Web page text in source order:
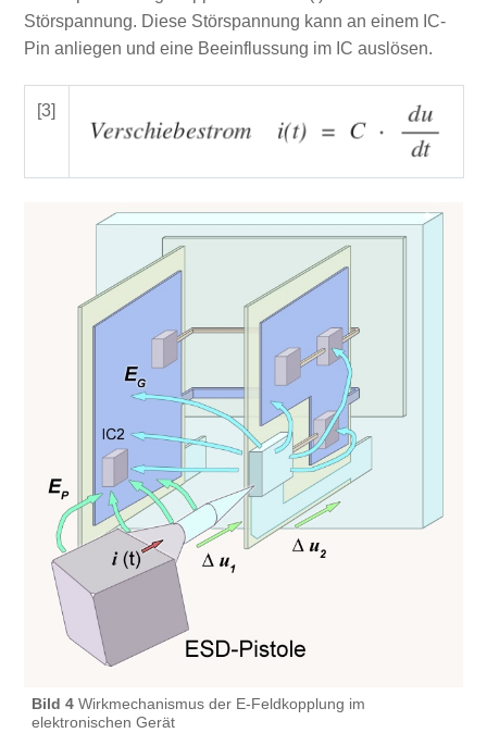
Störspannung. Diese Störspannung kann an einem IC-
Pin anliegen und eine Beeinflussung im IC auslösen.
[3]
Bild 4Wirkmechanismus der E-Feldkopplung im
elektronischen Gerät